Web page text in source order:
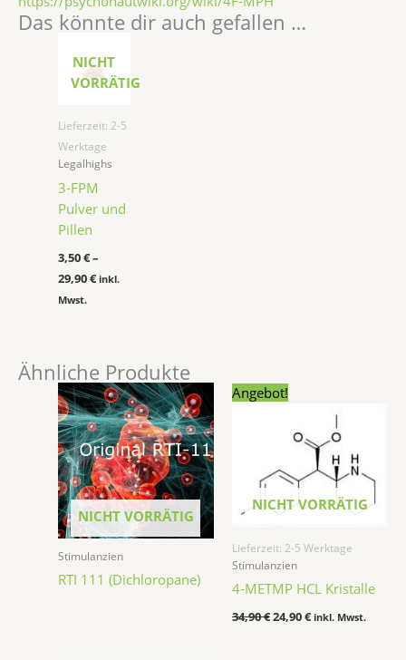
Das könnte dir auch gefallen …
NICHT
VORRÄTIG
Lieferzeit: 2-5
Werktage
Legalhighs
3-FPM
Pulver und
Pillen
3,50€–
29,90€ inkl.
Mwst.
Ähnliche Produkte
NICHT VORRÄTIG
Stimulanzien
RTI 111 (Dichloropane)
Angebot!
NICHT VORRÄTIG
Lieferzeit: 2-5 Werktage
Stimulanzien
4-METMP HCL Kristalle
34,90€
Ursprünglicher
Preis
34,90 €
24,90€
24,90 €.
inkl. Mwst.